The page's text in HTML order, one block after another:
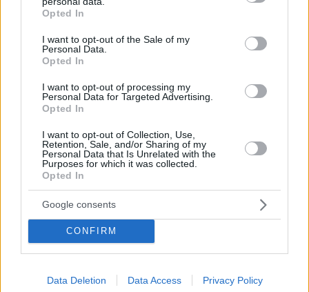
grant or deny consent to Google and its third-party tags to
use your data for below specified purposes in below Google
consent section.
Opted In
I want to opt-out of the Sale of my
Personal Data.
Opted In
I want to opt-out of processing my
Personal Data for Targeted Advertising.
Opted In
I want to opt-out of Collection, Use,
Retention, Sale, and/or Sharing of my
Personal Data that Is Unrelated with the
Purposes for which it was collected.
Opted In
Google consents
CONFIRM
Data Deletion Data Access Privacy Policy
ΑΠΑΝΤΗΣΗ
Χμμμ...
12.10.2023, 12:57
Είναι πολύ πιθανόν ο Νετανιαχου να ήξερε αλλά να
μην έκανε τίποτα να εμποδίσει την εισβολή, για να
σταματήσουν οι συνεχείς διαμαρτυρίες και τεράστιες
διαδηλώσεις κατά της κυβέρνησης του λόγω του
νομικού πραξικοπήματος που επιχείρησε να κάνει.
Αλλωστε υπάρχουν αντίστοιχα case studies από τους
Αμερικάνους, Περλ Χαρμπορ και Δίδυμοι Πύργοι...
Ακροδεξιοτατος
12.10.2023, 13:31
Το αντίθετο ακριβώς συνεβη.Ο Νετανιάχου ήταν
του πήραν την εξουσία με,εκ των πραγμάτων